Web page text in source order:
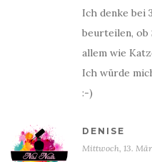
Ich denke bei
beurteilen,
allem wie
Ich würde
:-)
DENISE
Mittwoch, 13.